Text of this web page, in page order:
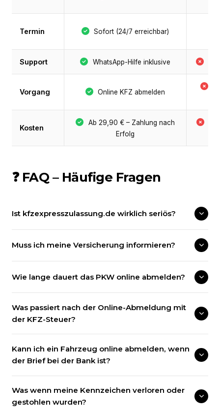
Termin Sofort (24/7 erreichbar)
Support WhatsApp-Hilfe inklusive
Vorgang Online KFZ abmelden
Kosten
Ab 29,90 € – Zahlung nach
Erfolg
❓ FAQ – Häufige Fragen
Ist kfzexpresszulassung.de wirklich seriös?
Muss ich meine Versicherung informieren?
Wie lange dauert das PKW online abmelden?
Was passiert nach der Online-Abmeldung mit
der KFZ-Steuer?
Kann ich ein Fahrzeug online abmelden, wenn
der Brief bei der Bank ist?
Was wenn meine Kennzeichen verloren oder
gestohlen wurden?